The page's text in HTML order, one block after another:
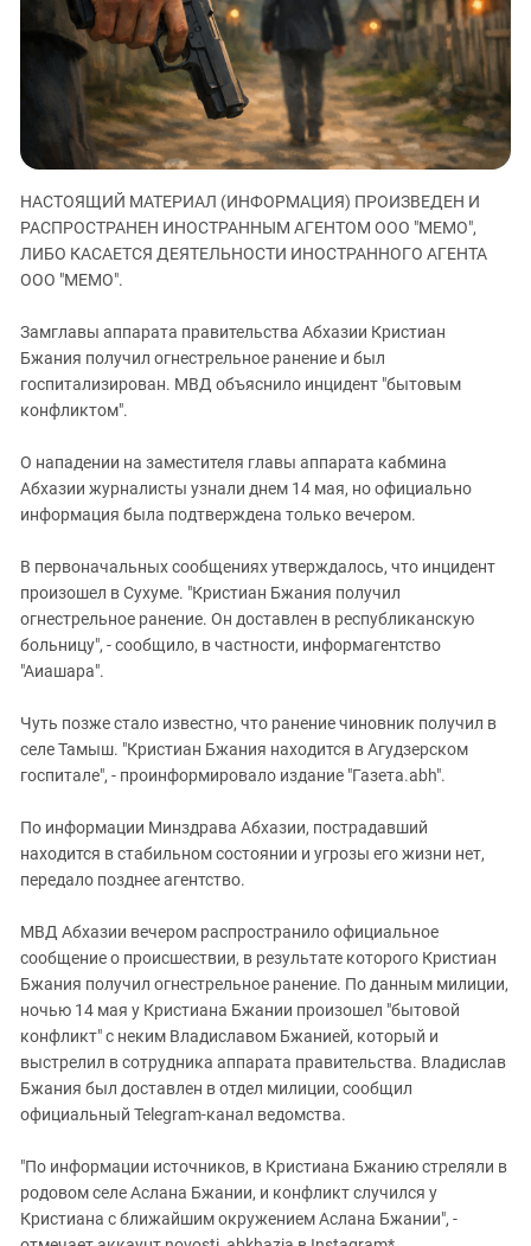
ЗАСТАВЛЯЕТ
КАВКАЗ ЗА ПАЛЕСТИНУ
ИНАКОМЫСЛИЕ В ЧЕЧНЕ
ПРЕСЛЕДОВАНИЕ АКТИВИСТОВ
МОБИЛИЗАЦИЯ И ПРОТЕСТЫ
Дагестан
Ингушетия
Кабардино-Балкария
Калмыкия
Карачаево-Черкесия
Краснодарский край
Российская Федерация
Северная Осетия - Алания
СКФО
Ставропольский край
Чечня
Южная Осетия
ЮФО
НАСТОЯЩИЙ МАТЕРИАЛ (ИНФОРМАЦИЯ) ПРОИЗВЕДЕН И
РАСПРОСТРАНЕН ИНОСТРАННЫМ АГЕНТОМ ООО "МЕМО",
ЛИБО КАСАЕТСЯ ДЕЯТЕЛЬНОСТИ ИНОСТРАННОГО АГЕНТА
ООО "МЕМО".
Замглавы аппарата правительства Абхазии Кристиан
Бжания получил огнестрельное ранение и был
госпитализирован. МВД объяснило инцидент "бытовым
конфликтом".
О нападении на заместителя главы аппарата кабмина
Абхазии журналисты узнали днем 14 мая, но официально
информация была подтверждена только вечером.
В первоначальных сообщениях утверждалось, что инцидент
произошел в Сухуме. "Кристиан Бжания получил
огнестрельное ранение. Он доставлен в республиканскую
больницу", - сообщило, в частности, информагентство
"Аиашара".
Чуть позже стало известно, что ранение чиновник получил в
селе Тамыш. "Кристиан Бжания находится в Агудзерском
госпитале", - проинформировало издание "Газета.abh".
По информации Минздрава Абхазии, пострадавший
находится в стабильном состоянии и угрозы его жизни нет,
передало позднее агентство.
МВД Абхазии вечером распространило официальное
сообщение о происшествии, в результате которого Кристиан
Бжания получил огнестрельное ранение. По данным милиции,
ночью 14 мая у Кристиана Бжании произошел "бытовой
конфликт" с неким Владиславом Бжанией, который и
выстрелил в сотрудника аппарата правительства. Владислав
Бжания был доставлен в отдел милиции, сообщил
официальный Telegram-канал ведомства.
"По информации источников, в Кристиана Бжанию стреляли в
родовом селе Аслана Бжании, и конфликт случился у
Кристиана с ближайшим окружением Аслана Бжании", -